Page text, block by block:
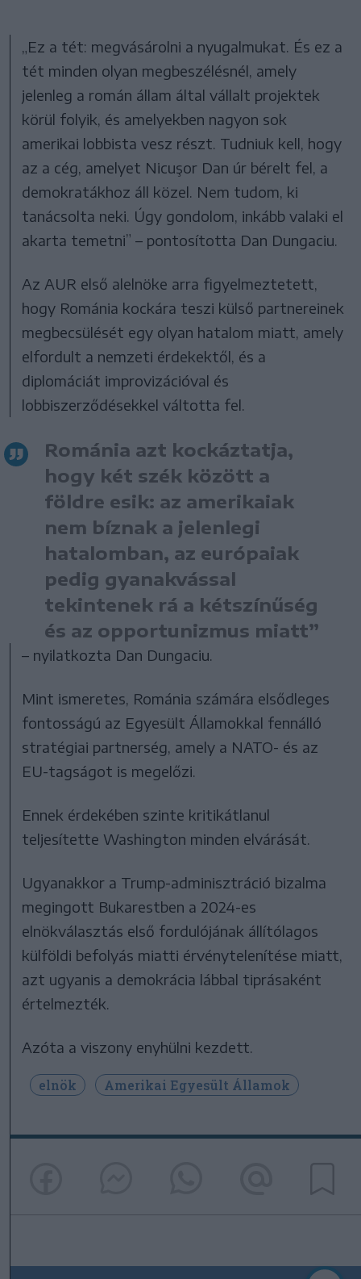
„Ez a tét: megvásárolni a nyugalmukat. És ez a
tét minden olyan megbeszélésnél, amely
jelenleg a román állam által vállalt projektek
körül folyik, és amelyekben nagyon sok
amerikai lobbista vesz részt. Tudniuk kell, hogy
az a cég, amelyet Nicuşor Dan úr bérelt fel, a
demokratákhoz áll közel. Nem tudom, ki
tanácsolta neki. Úgy gondolom, inkább valaki el
akarta temetni” – pontosította Dan Dungaciu.
Az AUR első alelnöke arra figyelmeztetett,
hogy Románia kockára teszi külső partnereinek
megbecsülését egy olyan hatalom miatt, amely
elfordult a nemzeti érdekektől, és a
diplomáciát improvizációval és
lobbiszerződésekkel váltotta fel.
Románia azt kockáztatja,
hogy két szék között a
földre esik: az amerikaiak
nem bíznak a jelenlegi
hatalomban, az európaiak
pedig gyanakvással
tekintenek rá a kétszínűség
és az opportunizmus miatt”
– nyilatkozta Dan Dungaciu.
Mint ismeretes, Románia számára elsődleges
fontosságú az Egyesült Államokkal fennálló
stratégiai partnerség, amely a NATO- és az
EU-tagságot is megelőzi.
Ennek érdekében szinte kritikátlanul
teljesítette Washington minden elvárását.
Ugyanakkor a Trump-adminisztráció bizalma
megingott Bukarestben a 2024-es
elnökválasztás első fordulójának állítólagos
külföldi befolyás miatti érvénytelenítése miatt,
azt ugyanis a demokrácia lábbal tiprásaként
értelmezték.
Azóta a viszony enyhülni kezdett.
elnök Amerikai Egyesült Államok